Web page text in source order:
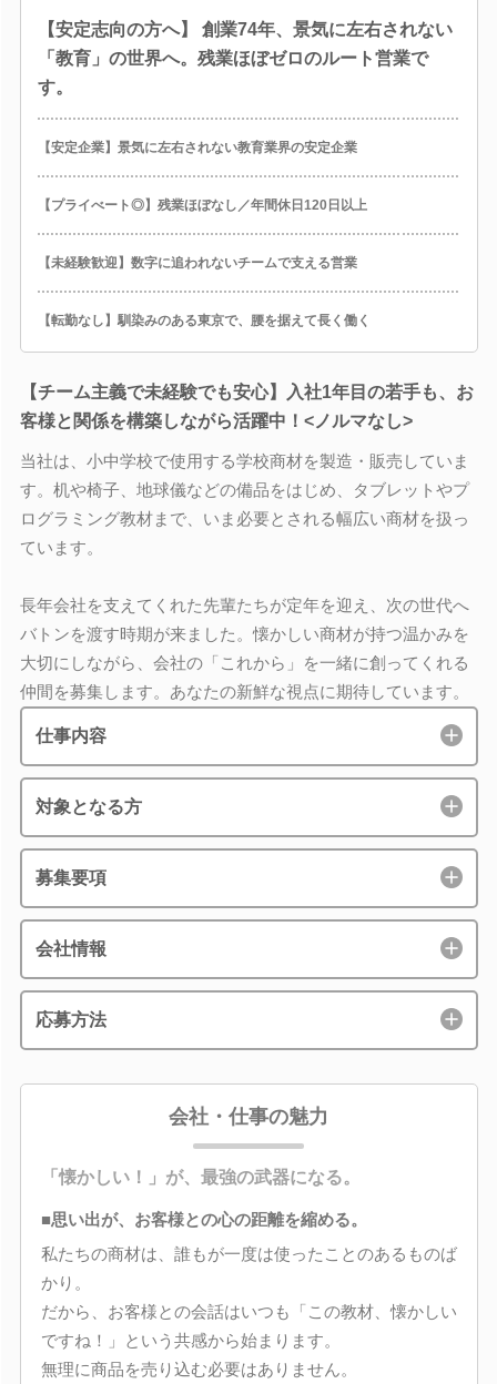
【安定志向の方へ】 創業74年、景気に左右されない
「教育」の世界へ。残業ほぼゼロのルート営業で
す。
【安定企業】景気に左右されない教育業界の安定企業
【プライべート◎】残業ほぼなし／年間休日120日以上
【未経験歓迎】数字に追われないチームで支える営業
【転勤なし】馴染みのある東京で、腰を据えて長く働く
【チーム主義で未経験でも安心】入社1年目の若手も、お
客様と関係を構築しながら活躍中！<ノルマなし>
当社は、小中学校で使用する学校商材を製造・販売していま
す。机や椅子、地球儀などの備品をはじめ、タブレットやプ
ログラミング教材まで、いま必要とされる幅広い商材を扱っ
ています。
長年会社を支えてくれた先輩たちが定年を迎え、次の世代へ
バトンを渡す時期が来ました。懐かしい商材が持つ温かみを
大切にしながら、会社の「これから」を一緒に創ってくれる
仲間を募集します。あなたの新鮮な視点に期待しています。
仕事内容
対象となる方
募集要項
会社情報
応募方法
会社・仕事の魅力
「懐かしい！」が、最強の武器になる。
■思い出が、お客様との心の距離を縮める。
私たちの商材は、誰もが一度は使ったことのあるものば
かり。
だから、お客様との会話はいつも「この教材、懐かしい
ですね！」という共感から始まります。
無理に商品を売り込む必要はありません。